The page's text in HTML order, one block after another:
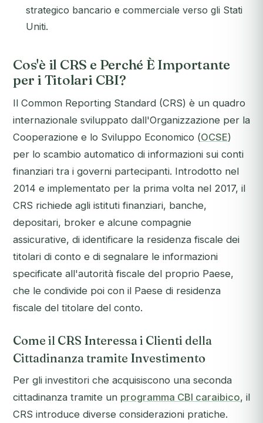
strategico bancario e commerciale verso gli Stati
Uniti.
Cos'è il CRS e Perché È Importante
per i Titolari CBI?
Il Common Reporting Standard (CRS) è un quadro
internazionale sviluppato dall'Organizzazione per la
Cooperazione e lo Sviluppo Economico (OCSE)
per lo scambio automatico di informazioni sui conti
finanziari tra i governi partecipanti. Introdotto nel
2014 e implementato per la prima volta nel 2017, il
CRS richiede agli istituti finanziari, banche,
depositari, broker e alcune compagnie
assicurative, di identificare la residenza fiscale dei
titolari di conto e di segnalare le informazioni
specificate all'autorità fiscale del proprio Paese,
che le condivide poi con il Paese di residenza
fiscale del titolare del conto.
Come il CRS Interessa i Clienti della
Cittadinanza tramite Investimento
Per gli investitori che acquisiscono una seconda
cittadinanza tramite un programma CBI caraibico, il
CRS introduce diverse considerazioni pratiche.